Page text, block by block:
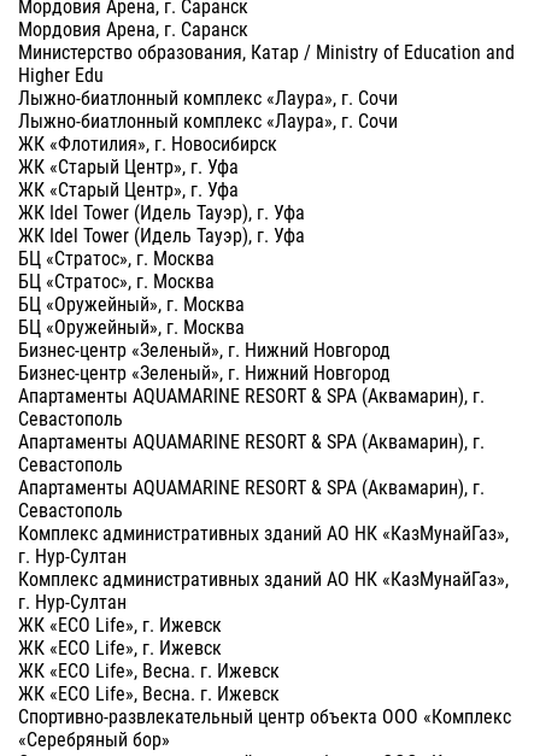
Мордовия Арена, г. Саранск
Мордовия Арена, г. Саранск
Министерство образования, Катар / Ministry of Education and
Higher Edu
Лыжно-биатлонный комплекс «Лаура», г. Сочи
Лыжно-биатлонный комплекс «Лаура», г. Сочи
ЖК «Флотилия», г. Новосибирск
ЖК «Старый Центр», г. Уфа
ЖК «Старый Центр», г. Уфа
ЖК Idel Tower (Идель Тауэр), г. Уфа
ЖК Idel Tower (Идель Тауэр), г. Уфа
БЦ «Стратос», г. Москва
БЦ «Стратос», г. Москва
БЦ «Оружейный», г. Москва
БЦ «Оружейный», г. Москва
Бизнес-центр «Зеленый», г. Нижний Новгород
Бизнес-центр «Зеленый», г. Нижний Новгород
Апартаменты AQUAMARINE RESORT & SPA (Аквамарин), г.
Севастополь
Апартаменты AQUAMARINE RESORT & SPA (Аквамарин), г.
Севастополь
Апартаменты AQUAMARINE RESORT & SPA (Аквамарин), г.
Севастополь
Комплекс административных зданий АО НК «КазМунайГаз»,
г. Нур-Султан
Комплекс административных зданий АО НК «КазМунайГаз»,
г. Нур-Султан
ЖК «ECO Life», г. Ижевск
ЖК «ECO Life», г. Ижевск
ЖК «ECO Life», Весна. г. Ижевск
ЖК «ECO Life», Весна. г. Ижевск
Спортивно-развлекательный центр объекта ООО «Комплекс
«Серебряный бор»